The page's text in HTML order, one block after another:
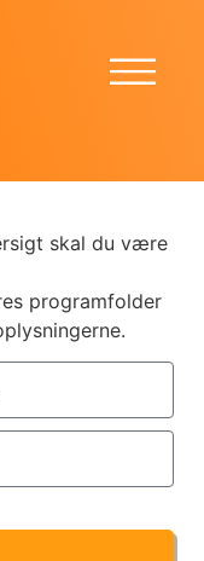
skal du være
programfolder